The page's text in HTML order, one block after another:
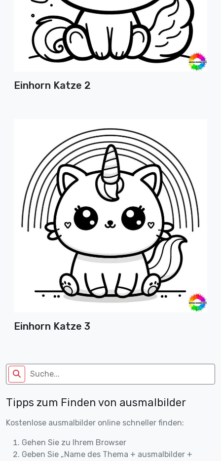
Einhorn Katze 2
Einhorn Katze 3
Tipps zum Finden von ausmalbilder
Kostenlose ausmalbilder online schneller finden:
Gehen Sie zu Ihrem Browser
Geben Sie „Name des Thema + ausmalbilder +